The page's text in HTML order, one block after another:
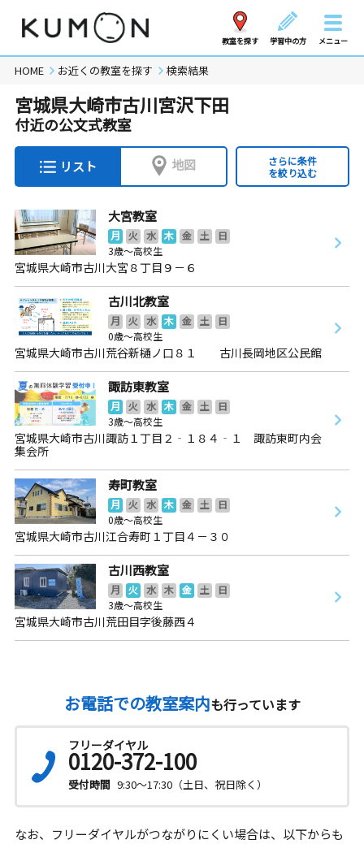
教室を探す 学習中の方 メニュー
HOME お近くの教室を探す 検索結果
宮城県大崎市古川宮沢下田
付近の公文式教室
リスト 地図
さらに条件
を絞り込む
大宮教室
月 火 水 木 金 土
日
3歳～高校生
宮城県大崎市古川大宮８丁目９－６
古川北教室
月 火 水 木 金 土
日
0歳～高校生
宮城県大崎市古川荒谷新樋ノ口８１ 古川長岡地区公民館
諏訪東教室
月 火 水 木 金 土
日
3歳～高校生
宮城県大崎市古川諏訪１丁目２‐１８４‐１ 諏訪東町内会
集会所
寿町教室
月 火 水 木 金 土
日
0歳～高校生
宮城県大崎市古川江合寿町１丁目４－３０
古川西教室
月 火 水 木 金 土
日
3歳～高校生
宮城県大崎市古川荒田目字後藤西４
お電話での教室案内も行っています
フリーダイヤル
0120-372-100
受付時間 9:30～17:30（土日、祝日除く）
なお、フリーダイヤルがつながりにくい場合は、以下からも